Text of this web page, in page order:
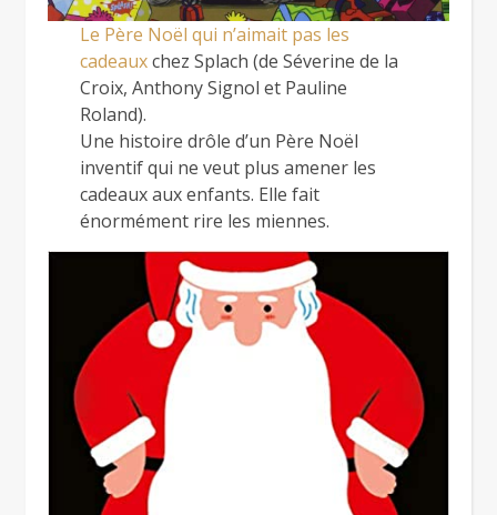
Le Père Noël qui n’aimait pas les
cadeauxchez Splach (de Séverine de la
Croix, Anthony Signol et Pauline
Roland).
Une histoire drôle d’un Père Noël
inventif qui ne veut plus amener les
cadeaux aux enfants. Elle fait
énormément rire les miennes.